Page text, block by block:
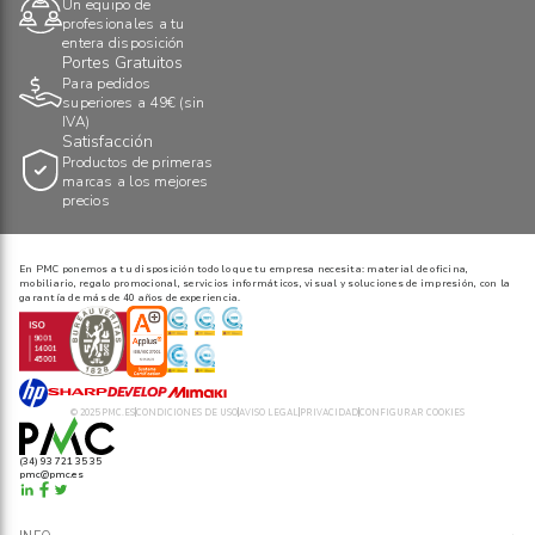
Un equipo de
profesionales a tu
entera disposición
Portes Gratuitos
Para pedidos
superiores a 49€ (sin
IVA)
Satisfacción
Productos de primeras
marcas a los mejores
precios
En PMC ponemos a tu disposición todo lo que tu empresa necesita: material de oficina,
mobiliario, regalo promocional, servicios informáticos, visual y soluciones de impresión, con la
garantía de más de 40 años de experiencia.
© 2025 PMC.ESCONDICIONES DE USO AVISO LEGAL PRIVACIDADCONFIGURAR COOKIES
(34) 93 721 35 35
pmc@pmc.es